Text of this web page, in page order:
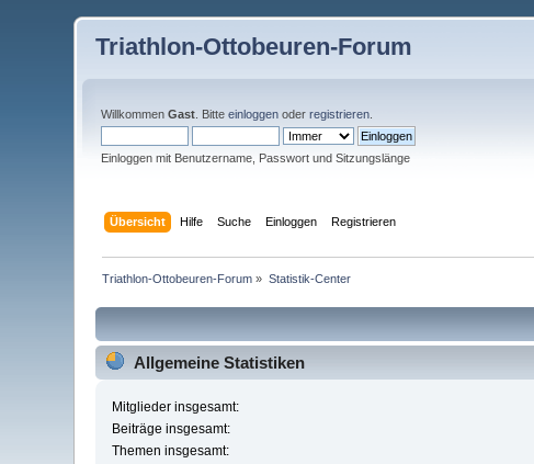
Triathlon-Ottobeuren-Forum
WillkommenGast . Bitteeinloggen oderregistrieren
Einloggen mit Benutzername, Passwort und Sitzungslänge
Übersicht Hilfe Suche Einloggen Registrieren
Triathlon-Ottobeuren-Forum » Statistik-Center
Allgemeine Statistiken
Mitglieder insgesamt:
Beiträge insgesamt:
Themen insgesamt: